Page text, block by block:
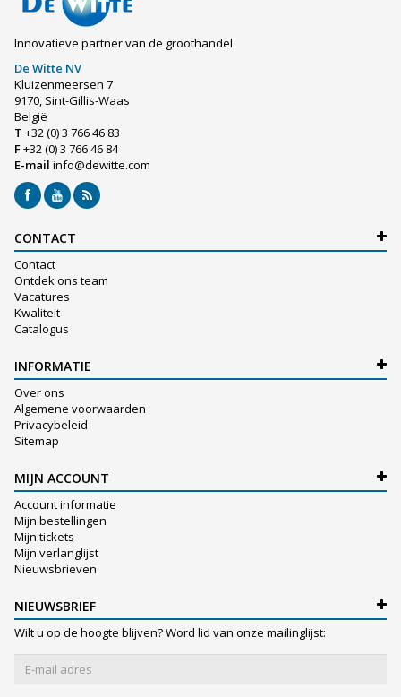
Innovatieve partner van de groothandel
De Witte NV
Kluizenmeersen 7
9170, Sint-Gillis-Waas
België
T +32 (0) 3 766 46 83
F+32 (0) 3 766 46 84
E-mail info@dewitte.com
CONTACT
Contact
Ontdek ons team
Vacatures
Kwaliteit
Catalogus
INFORMATIE
Over ons
Algemene voorwaarden
Privacybeleid
Sitemap
MIJN ACCOUNT
Account informatie
Mijn bestellingen
Mijn tickets
Mijn verlanglijst
Nieuwsbrieven
NIEUWSBRIEF
Wilt u op de hoogte blijven? Word lid van onze mailinglijst: